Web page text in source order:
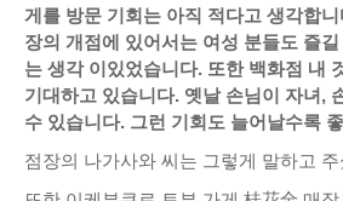
게를 방문 기회는 아직 적다고 생각합
장의 개점에 있어서는 여성 분들도 즐
는 생각 이있었습니다. 또한 백화점 내
기대하고 있습니다. 옛날 손님이 자녀,
수 있습니다. 그런 기회도 늘어날수록
점장의 나가사와 씨는 그렇게 말하고